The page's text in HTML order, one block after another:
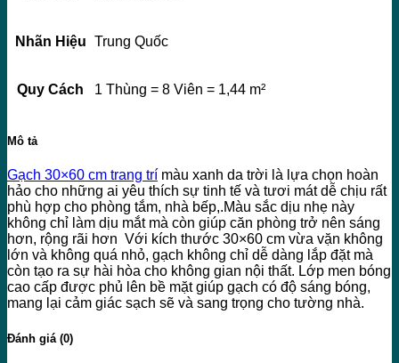
Nhãn Hiệu Trung Quốc
Quy Cách 1 Thùng = 8 Viên = 1,44 m²
Mô tả
Gạch 30×60 cm trang trí màu xanh da trời là lựa chọn hoàn
hảo cho những ai yêu thích sự tinh tế và tươi mát dễ chịu rất
phù hợp cho phòng tắm, nhà bếp,.Màu sắc dịu nhẹ này
không chỉ làm dịu mắt mà còn giúp căn phòng trở nên sáng
hơn, rộng rãi hơn Với kích thước 30×60 cm vừa vặn không
lớn và không quá nhỏ, gạch không chỉ dễ dàng lắp đặt mà
còn tạo ra sự hài hòa cho không gian nội thất. Lớp men bóng
cao cấp được phủ lên bề mặt giúp gạch có độ sáng bóng,
mang lại cảm giác sạch sẽ và sang trọng cho tường nhà.
Đánh giá (0)